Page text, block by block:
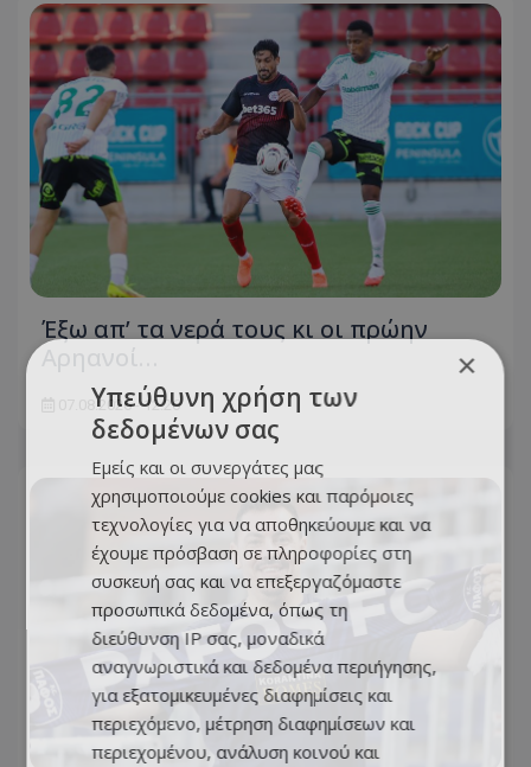
Έξω απ’ τα νερά τους κι οι πρώην
07.08.2026 - 12:26
×
Υπεύθυνη χρήση των
δεδομένων σας
Εμείς και οι συνεργάτες μας
χρησιμοποιούμε cookies και παρόμοιες
τεχνολογίες για να αποθηκεύουμε και να
έχουμε πρόσβαση σε πληροφορίες στη
συσκευή σας και να επεξεργαζόμαστε
προσωπικά δεδομένα, όπως τη
διεύθυνση IP σας, μοναδικά
αναγνωριστικά και δεδομένα περιήγησης,
για εξατομικευμένες διαφημίσεις και
περιεχόμενο, μέτρηση διαφημίσεων και
περιεχομένου, ανάλυση κοινού και